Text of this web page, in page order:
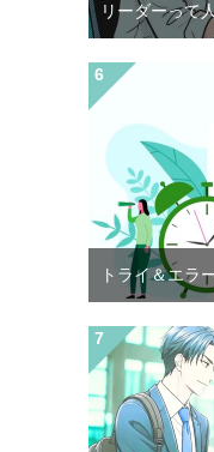
リーダーって
トライ＆エラ